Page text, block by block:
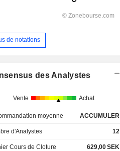
de notations
des Analystes
Vente Achat
moyenne ACCUMULER
d'Analystes 12
Cours de Cloture 629,00SEK